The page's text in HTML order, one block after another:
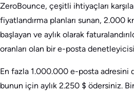
ZeroBounce, çeşitli ihtiyaçları
fiyatlandırma planları sunan, 2.000
başlayan ve aylık olarak
oranları olan bir e-posta
En fazla 1.000.000 e-posta adresini
bunun için aylık 2.250 $ ödersiniz.